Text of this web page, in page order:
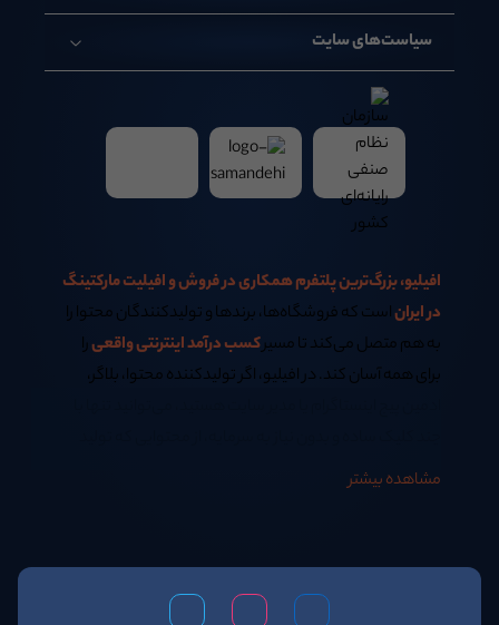
سیاست‌های سایت
افیلیو، بزرگ‌ترین پلتفرم همکاری در فروش و افیلیت مارکتینگ
در ایراناست که فروشگاه‌ها، برندها و تولیدکنندگان محتوا را
به هم متصل می‌کند تا مسیرکسب درآمد اینترنتی واقعیرا
برای همه آسان کند. در افیلیو، اگر تولیدکننده محتوا، بلاگر،
می‌کنیدکسب درآمد اینترنتی در خانه
پاسخ هر دو سؤال در افیلیو نهفته است. ما به شما آموزش
مشاهده بیشتر